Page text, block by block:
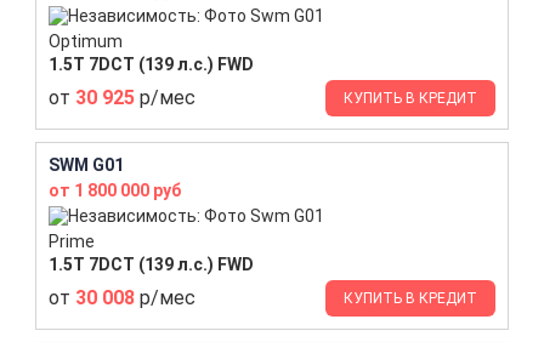
Optimum
1.5T 7DCT (139 л.с.) FWD
от 30 925 р/мес КУПИТЬ В КРЕДИТ
SWM G01
от 1 800 000 руб
Prime
1.5T 7DCT (139 л.с.) FWD
от 30 008 р/мес КУПИТЬ В КРЕДИТ